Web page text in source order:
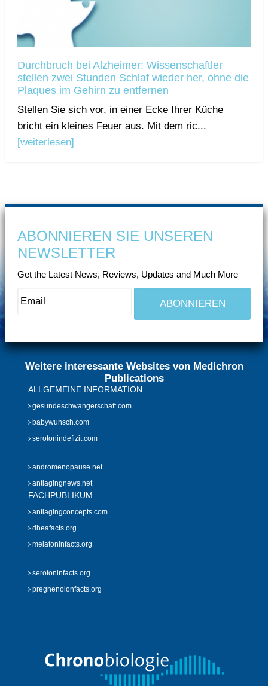
Durchbruch bei Alzheimer: Wissenschaftler
stellen zwei Stunden Schlaf wieder her, ohne die
Plaques im Gehirn zu entfernen
Stellen Sie sich vor, in einer Ecke Ihrer Küche
bricht ein kleines Feuer aus. Mit dem ric...
[weiterlesen]
ABONNIEREN SIE UNSEREN
NEWSLETTER
Get the Latest News, Reviews, Updates and Much More
Weitere interessante Websites von Medichron
Publications
ALLGEMEINE INFORMATION
gesundeschwangerschaft.com
babywunsch.com
serotonindefizit.com
andromenopause.net
antiagingnews.net
FACHPUBLIKUM
antiagingconcepts.com
dheafacts.org
melatoninfacts.org
serotoninfacts.org
pregnenolonfacts.org